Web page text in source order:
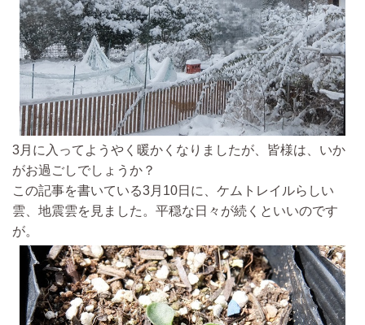
3月に入ってようやく暖かくなりましたが、皆様は、いか
がお過ごしでしょうか？
この記事を書いている3月10日に、ケムトレイルらしい
雲、地震雲を見ました。平穏な日々が続くといいのです
が。